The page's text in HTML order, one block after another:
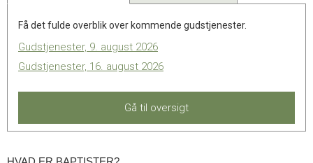
Få det fulde overblik over kommende gudstjenester.
Gudstjenester, 9. august 2026
Gudstjenester, 16. august 2026
Gå til oversigt